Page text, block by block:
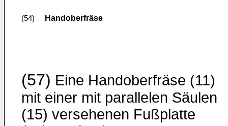
(54) Handoberfräse
(57) Eine Handoberfräse (11)
mit einer mit parallelen Säulen
(15) versehenen Fußplatte